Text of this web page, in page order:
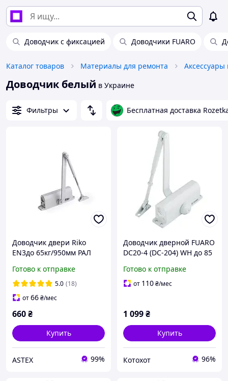
Доводчик с фиксацией Доводчики FUARO
Каталог товаров Материалы для ремонта
Доводчик белый в Украине
Фильтры Бесплатная доставка
Доводчик двери Riko
EN3до 65кг/950мм РАЛ
Готово к отправке
5.0 (18)
от66₴/мес
660₴
Купить
ASTEX 99%
Доводчик дверной FUARO
DC20-4 (DC-204) WH до 85
Готово к отправке
от 110₴/мес
1 099₴
Купить
Котохот 96%